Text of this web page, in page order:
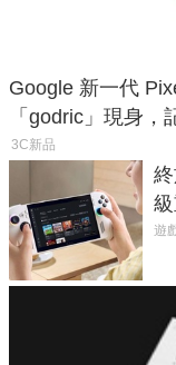
Google 新一代
「godric」現身，
3C新品
遊